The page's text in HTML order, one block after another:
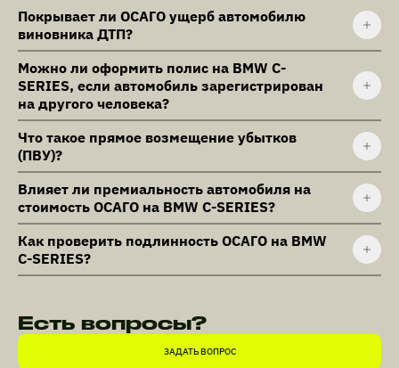
Покрывает ли ОСАГО ущерб автомобилю
виновника ДТП?
Можно ли оформить полис на BMW C-
SERIES, если автомобиль зарегистрирован
на другого человека?
Что такое прямое возмещение убытков
(ПВУ)?
Влияет ли премиальность автомобиля на
стоимость ОСАГО на BMW C-SERIES?
Как проверить подлинность ОСАГО на BMW
C-SERIES?
Есть вопросы?
ЗАДАТЬ ВОПРОС